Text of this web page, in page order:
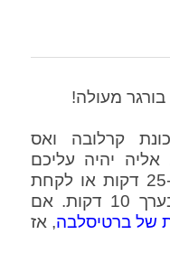
מעולה!
קרלובה ואס
יהיה עליכם
לנסוע בתחבורה הציבורית כ-25 דקות או לקחת
מונית ולנסוע ממרכז העיר בערך 10 דקות. אם
של ברטיסלבה, אז